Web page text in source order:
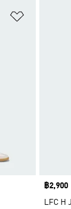
เพิ่มไปยัง
Price
฿2,900
LFC H